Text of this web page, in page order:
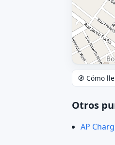
🧭 Cómo
Otros
AP